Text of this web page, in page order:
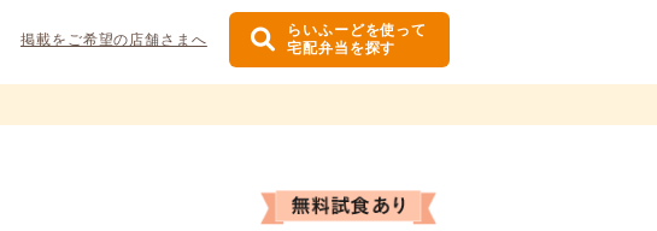
掲載をご希望の店舗さまへ
らいふーどを使って
宅配弁当を探す